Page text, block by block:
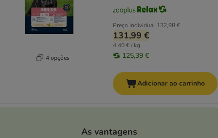
4 opções
Preço individual 132,98 €
131,99 €
4,40 € / kg
125,39 €
Adicionar ao carrinho
As vantagens